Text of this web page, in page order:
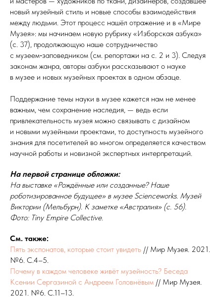
новый музейный стиль и новые способы взаимодействия
между людьми. Этот процесс нашёл отражение и в «Мире
Музея»: мы начинаем новую рубрику «Изборская азбука»
(с. 37), продолжающую наше сотрудничество
с музеем‑заповедником (см. репортажи на с. 2 и 3). Следуя
законам жанра, авторы азбуки рассказывают о науке
в музее и новых музейных проектах в одном абзаце.
Поддержание темы науки в музее кажется нам не менее
важным, чем сохранение наследия, — ведь если
привлекательность музея можно связывать с дизайном
и новыми музейными проектами, то доступность музейного
знания для посетителей во многом определяется качеством
научной работы и новизной экспертных интерпретаций.
На первой странице обложки:
На выставке «Рождённые или созданные? Наше
роботизированное будущее» в музее Scienceworks. Музей
Виктории (Мельбурн). К заметке «Австралия» (с. 56).
Фото: Tiny Empire Collective.
См. также:
Пять экспонатов, которые стоит увидеть // Мир Музея. 2021.
№6. С.4–5.
Почему в каждом человеке живёт музейность? Беседа
Ксении Сергазиной с Андреем Головнёвым // Мир Музея.
2021. №6. С.11–13.